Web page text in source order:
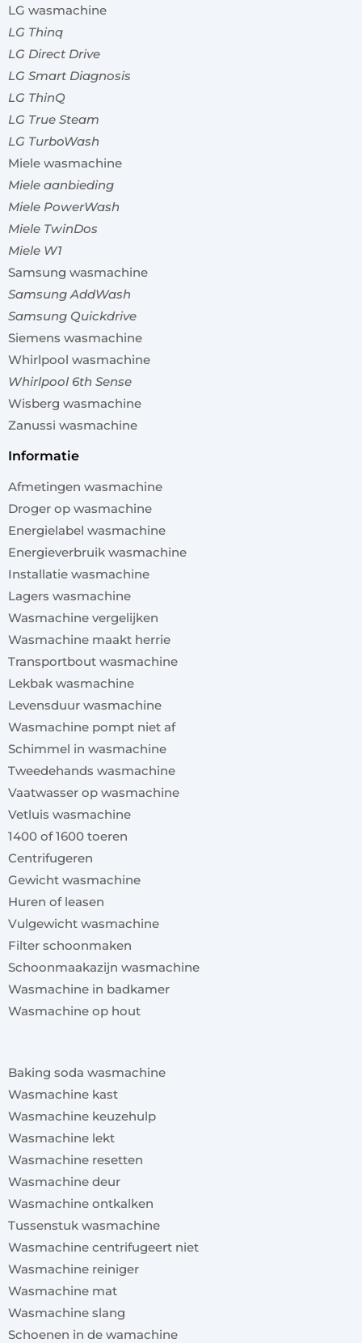
LG wasmachine
LG Thinq
LG Direct Drive
LG Smart Diagnosis
LG ThinQ
LG True Steam
LG TurboWash
Miele wasmachine
Miele aanbieding
Miele PowerWash
Miele TwinDos
Miele W1
Samsung wasmachine
Samsung AddWash
Samsung Quickdrive
Siemens wasmachine
Whirlpool wasmachine
Whirlpool 6th Sense
Wisberg wasmachine
Zanussi wasmachine
informatie
Afmetingen wasmachine
Droger op wasmachine
Energielabel wasmachine
Energieverbruik wasmachine
Installatie wasmachine
Lagers wasmachine
Wasmachine vergelijken
Wasmachine maakt herrie
Transportbout wasmachine
Lekbak wasmachine
Levensduur wasmachine
Wasmachine pompt niet af
Schimmel in wasmachine
Tweedehands wasmachine
Vaatwasser op wasmachine
Vetluis wasmachine
1400 of 1600 toeren
Centrifugeren
Gewicht wasmachine
Huren of leasen
Vulgewicht wasmachine
Filter schoonmaken
Schoonmaakazijn wasmachine
Wasmachine in badkamer
Wasmachine op hout
Baking soda wasmachine
Wasmachine kast
Wasmachine keuzehulp
Wasmachine lekt
Wasmachine resetten
Wasmachine deur
Wasmachine ontkalken
Tussenstuk wasmachine
Wasmachine centrifugeert niet
Wasmachine reiniger
Wasmachine mat
Wasmachine slang
Schoenen in de wamachine